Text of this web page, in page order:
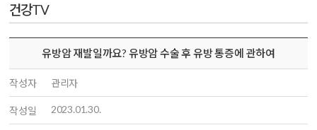
건강TV
유방암 재발일까요? 유방암 수술 후 유방 통증에 관하여
작성자 관리자
작성일 2023.01.30.